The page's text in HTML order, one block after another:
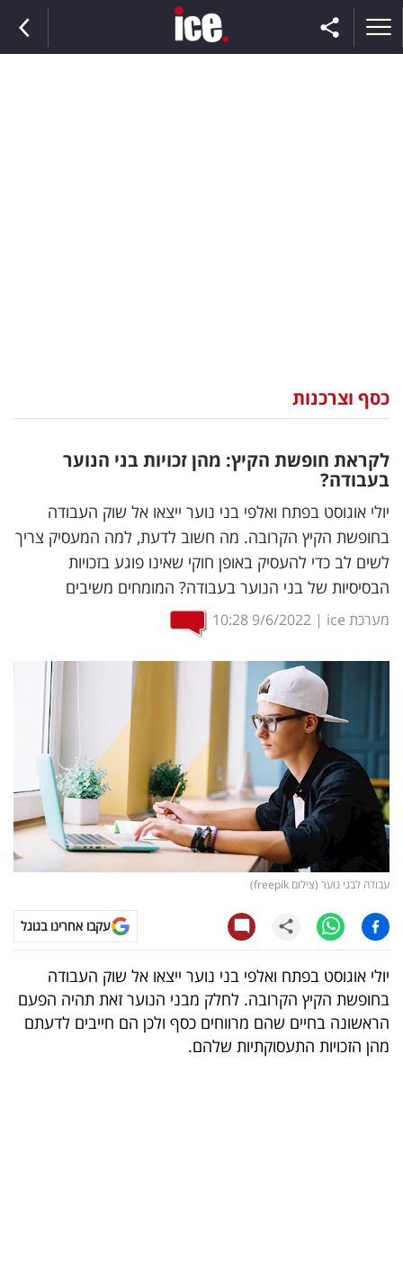
וצרכנות
דיגיטל
וטק
שיווק
ופרסום
משפט
מדדים
ומחקרים
דעות
רכילות
עסקית
ויראלי
טלוויזיה
עסקי
ספורט
קריירה
כסף וצרכנות
לקראת חופשת הקיץ: מהן זכויות בני הנוער
בעבודה?
יולי אוגוסט בפתח ואלפי בני נוער ייצאו אל שוק העבודה
בחופשת הקיץ הקרובה. מה חשוב לדעת, למה המעסיק צריך
לשים לב כדי להעסיק באופן חוקי שאינו פוגע בזכויות
הבסיסיות של בני הנוער בעבודה? המומחים משיבים
מערכת ice |
9/6/2022
10:28
עבודה לבני נוער (צילום freepik)
עקבו אחרינו בגוגל
יולי אוגוסט בפתח ואלפי בני נוער ייצאו אל שוק העבודה
בחופשת הקיץ הקרובה. לחלק מבני הנוער זאת תהיה הפעם
הראשונה בחיים שהם מרווחים כסף ולכן הם חייבים לדעתם
מהן הזכויות התעסוקתיות שלהם.